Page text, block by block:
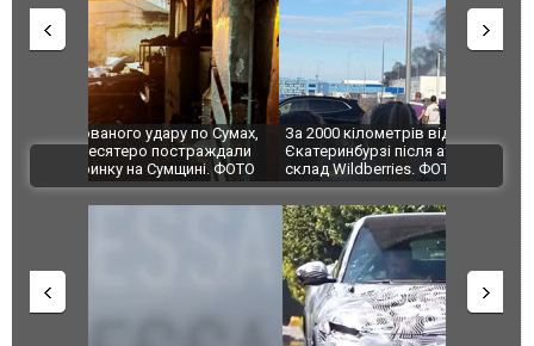
За 2000 кілометрів від кордону з Україною: в
Єкатеринбурзі після атаки дронів загорівся
склад Wildberries. ФОТО. ВІДЕО
"Мої
ВІДЕО